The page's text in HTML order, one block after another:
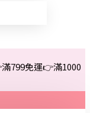
799免運👉滿1000